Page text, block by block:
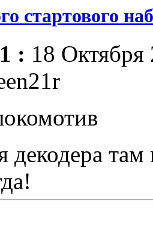
стартового
: 18
декодера там